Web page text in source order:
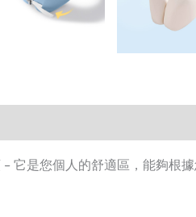
它是您個人的舒適區，能夠根